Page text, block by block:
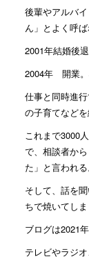
後輩やアルバ
ん」とよく呼ば
2001年結婚後
2004年 開業。
仕事と同時進
の子育てなどを
これまで3000
で、相談者か
た」と言われる
そして、話を
ちで焼いてしま
ブログは2021
テレビやラジ